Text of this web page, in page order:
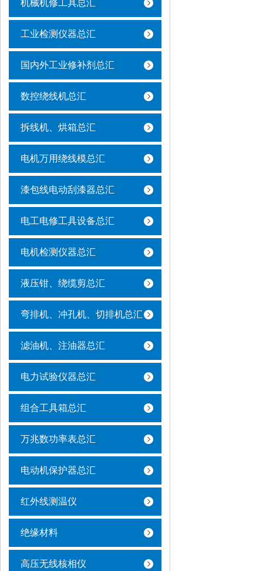
机械机修工具总汇
工业检测仪器总汇
国内外工业修补剂总汇
数控绕线机总汇
拆线机、烘箱总汇
电机万用绕线模总汇
漆包线电动刮漆器总汇
电工电修工具设备总汇
电机检测仪器总汇
液压钳、绕缆剪总汇
弯排机、冲孔机、切排机总汇
滤油机、注油器总汇
电力试验仪器总汇
组合工具箱总汇
万兆数功率表总汇
电动机保护器总汇
红外线测温仪
绝缘材料
高压无线核相仪